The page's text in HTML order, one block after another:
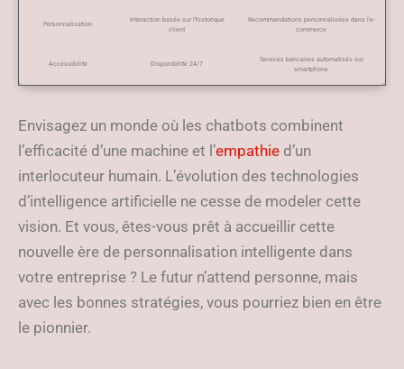
Personnalisation
Interaction basée sur l’historique
client
Recommandations personnalisées dans l’e-
commerce
Accessibilité Disponibilité 24/7
Services bancaires automatisés sur
smartphone
Envisagez un monde où les chatbots combinent
l’efficacité d’une machine et l’empathie d’un
interlocuteur humain. L’évolution des technologies
d’intelligence artificielle ne cesse de modeler cette
vision. Et vous, êtes-vous prêt à accueillir cette
nouvelle ère de personnalisation intelligente dans
votre entreprise ? Le futur n’attend personne, mais
avec les bonnes stratégies, vous pourriez bien en être
le pionnier.